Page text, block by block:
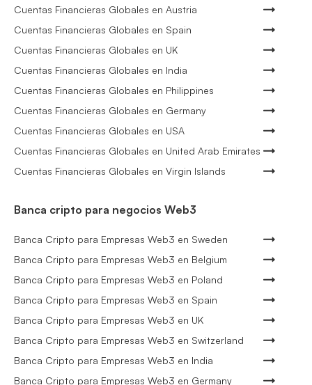
Cuentas Financieras Globales en Austria
Cuentas Financieras Globales en Spain
Cuentas Financieras Globales en UK
Cuentas Financieras Globales en India
Cuentas Financieras Globales en Philippines
Cuentas Financieras Globales en Germany
Cuentas Financieras Globales en USA
Cuentas Financieras Globales en United Arab Emirates
Cuentas Financieras Globales en Virgin Islands
Banca cripto para negocios Web3
Banca Cripto para Empresas Web3 en Sweden
Banca Cripto para Empresas Web3 en Belgium
Banca Cripto para Empresas Web3 en Poland
Banca Cripto para Empresas Web3 en Spain
Banca Cripto para Empresas Web3 en UK
Banca Cripto para Empresas Web3 en Switzerland
Banca Cripto para Empresas Web3 en India
Banca Cripto para Empresas Web3 en Germany